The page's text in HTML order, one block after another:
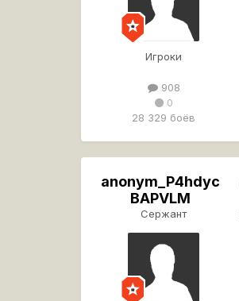
Игроки
908
0
28 329 боёв
anonym_P4hdyc
BAPVLM
Сержант